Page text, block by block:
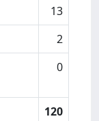
13
2
0
120